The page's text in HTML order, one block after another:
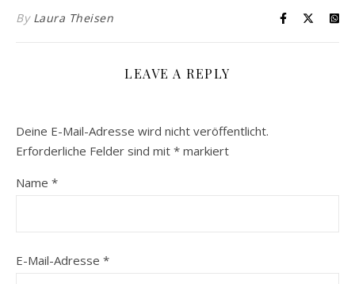
By Laura Theisen
LEAVE A REPLY
Deine E-Mail-Adresse wird nicht veröffentlicht.
Erforderliche Felder sind mit * markiert
Name *
E-Mail-Adresse *